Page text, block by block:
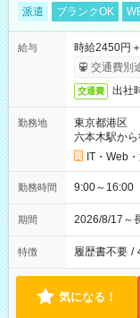
派遣 ブランクOK
給与
時給2450円
交通費別
交通費 出社
勤務地
東京都港区
六本木駅か
IT・Web
勤務時間 9:00～16:00
期間 2026/8/17
特徴 履歴書不要 /
気になる！